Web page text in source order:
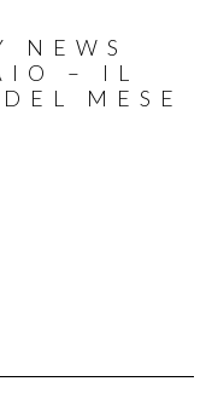
NEWS
– IL
MESE